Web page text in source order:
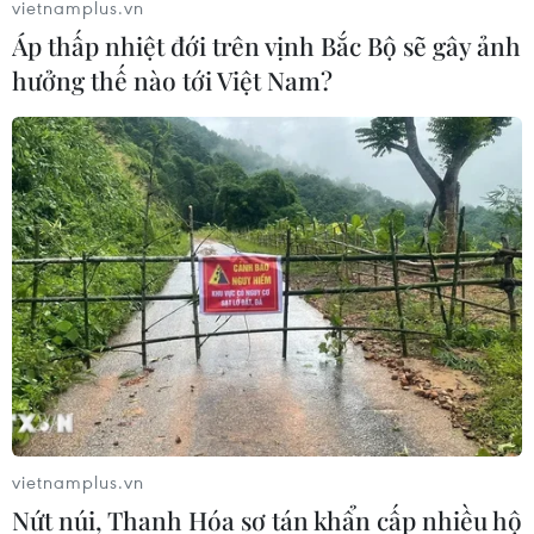
06/08/2026 13:06
Đắk Lắk truy quét, xử lý tình trạng
phá rừng, lấn chiếm đất rừng
06/08/2026 12:36
Cảnh báo mưa cường độ lớn trên
100mm tại Bắc Bộ, Thanh Hóa và
Nghệ An
06/08/2026 10:23
Mưa lớn kéo dài gây nhiều thiệt hại
về nhà ở, giao thông tại tỉnh Sơn La
06/08/2026 09:48
vietnamplus.vn
Áp thấp nhiệt đới trên vịnh Bắc Bộ sẽ gây ảnh
hưởng thế nào tới Việt Nam?
vietnamplus.vn
Nứt núi, Thanh Hóa sơ tán khẩn cấp nhiều hộ